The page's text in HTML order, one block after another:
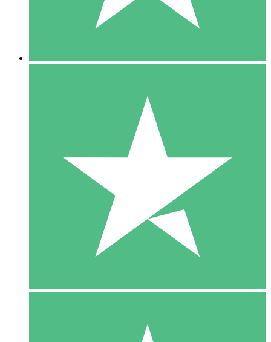
10 Téléchargements
20 00